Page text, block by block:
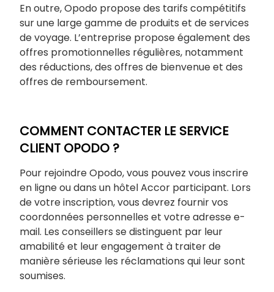
En outre, Opodo propose des tarifs compétitifs
sur une large gamme de produits et de services
de voyage. L’entreprise propose également des
offres promotionnelles régulières, notamment
des réductions, des offres de bienvenue et des
offres de remboursement.
COMMENT CONTACTER LE SERVICE
CLIENT OPODO ?
Pour rejoindre Opodo, vous pouvez vous inscrire
en ligne ou dans un hôtel Accor participant. Lors
de votre inscription, vous devrez fournir vos
coordonnées personnelles et votre adresse e-
mail. Les conseillers se distinguent par leur
amabilité et leur engagement à traiter de
manière sérieuse les réclamations qui leur sont
soumises.